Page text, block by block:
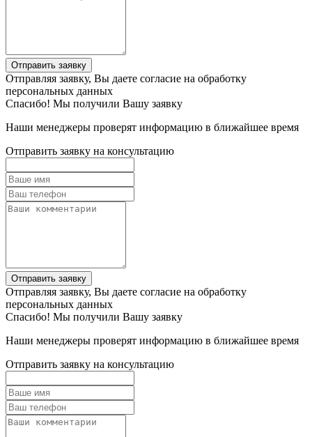
Отправить заявку
Отправляя заявку, Вы даете согласие на обработку
персональных данных
Спасибо! Мы получили Вашу заявку
Наши менеджеры проверят информацию в ближайшее время
Отправить заявку на консультацию
Отправить заявку
Отправляя заявку, Вы даете согласие на обработку
персональных данных
Спасибо! Мы получили Вашу заявку
Наши менеджеры проверят информацию в ближайшее время
Отправить заявку на консультацию